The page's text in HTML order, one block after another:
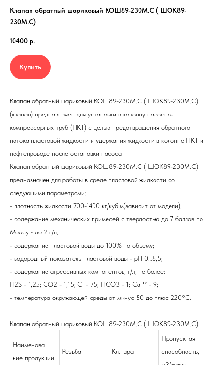
Клапан обратный шариковый КОШ89-230М.С ( ШОК89-
230М.С)
10400 р.
Купить
Клапан обратный шариковый КОШ89-230М.С ( ШОК89-230М.С)
(клапан) предназначен для установки в колонну насосно-
компрессорных труб (НКТ) с целью предотвращения обратного
потока пластовой жидкости и удержания жидкости в колонне НКТ и
нефтепроводе после остановки насоса
Клапан обратный шариковый КОШ89-230М.С ( ШОК89-230М.С)
предназначен для работы в среде пластовой жидкости со
следующими параметрами:
- плотность жидкости 700-1400 кг/куб.м(зависит от модели);
- содержание механических примесей с твердостью до 7 баллов по
Моосу - до 2 г/л;
- содержание пластовой воды до 100% по объему;
- водородный показатель пластовой воды - рН 0…8,5;
- содержание агрессивных компонентов, г/л, не более:
H2S - 1,25; CO2 - 1,15; Cl - 75; HCO3 - 1; Ca ⁺² - 9;
- температура окружающей среды от минус 50 до плюс 220°С.
Клапан обратный шариковый КОШ89-230М.С ( ШОК89-230М.С)
Наименова
ние продукции
Резьба Кл.пара
Пропускная
способность,